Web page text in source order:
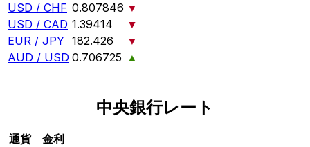
USD / CHF 0.807846 ▼
USD / CAD 1.39414
▼
EUR / JPY 182.426
▼
AUD / USD 0.706725 ▲
中央銀行レート
通貨
金利